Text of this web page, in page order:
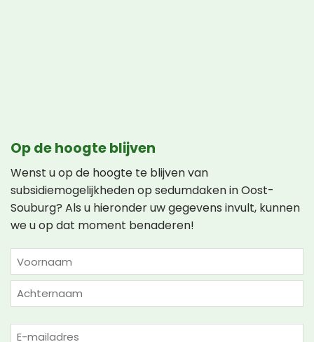
Op de hoogte blijven
Wenst u op de hoogte te blijven van
subsidiemogelijkheden op sedumdaken in Oost-
Souburg? Als u hieronder uw gegevens invult, kunnen
we u op dat moment benaderen!
NAAM
(VEREIST)
Voornaam
E-